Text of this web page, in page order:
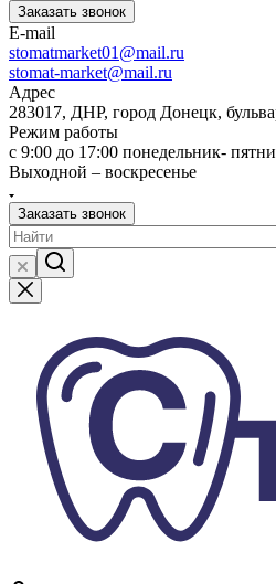
Заказать звонок
E-mail
stomatmarket01@mail.ru
stomat-market@mail.ru
Адрес
283017, ДНР, город Донецк,
Режим работы
с 9:00 до 17:00 понедельник-
Выходной – воскресенье
Заказать звонок